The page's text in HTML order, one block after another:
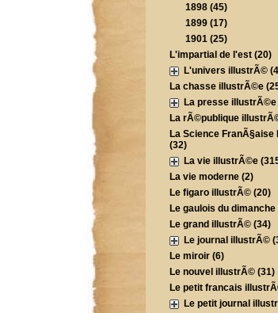
1898 (45)
1899 (17)
1901 (25)
L'impartial de l'est (20)
L'univers illustrÃ©
La chasse illustrÃ©e
La presse illustrÃ©e
La rÃ©publique
La Science
(32)
La vie illustrÃ©e
La vie moderne (2)
Le figaro illustrÃ© (20)
Le gaulois du dimanche
Le grand illustrÃ© (34)
Le journal illustrÃ©
Le miroir (6)
Le nouvel illustrÃ© (31)
Le petit francais
Le petit journal